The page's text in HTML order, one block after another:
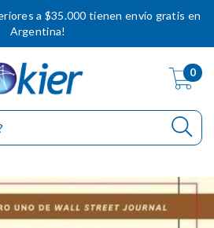
a $35.000 tienen envío gratis en
Argentina!
0